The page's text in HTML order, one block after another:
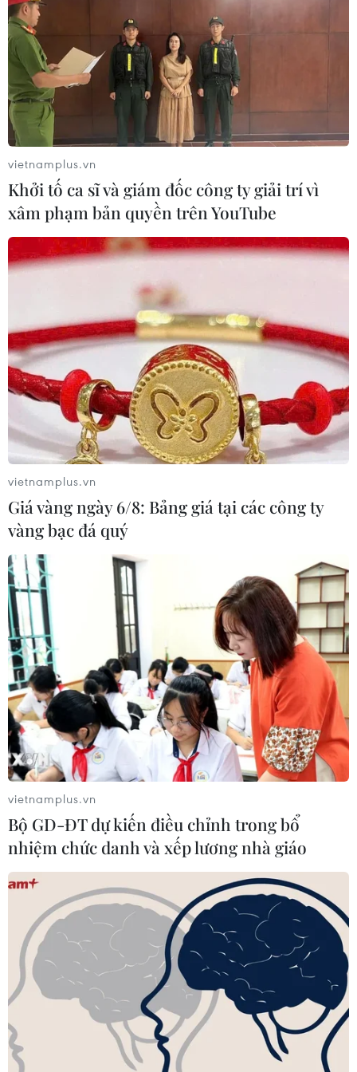
#Bình cứu hỏa #Chợ Sóc Sơn
#Cháy chợ Sóc Sơn
#Sai phạm ban quản lý chợ
#An toàn PCCC
#Công an Hà Nội
#VietnamPlus #Vietnam
#Plus
TP. Hà Nội
Theo dõi VietnamPlus
TIN LIÊN QUAN
Cháy chợ Sóc Sơn lúc sáng sớm, diện tích
hơn 1.000m2 bị thiêu rụi
21/06/2018 01:56
Đám cháy được xác định phát ra từ khu vực bán giày
dép rồi nhanh chóng lan ra toàn bộ khu nhà chính chợ
Sóc Sơn, khu vực rộng hơn 1.000m2 bị thiêu rụi.
Vụ cháy chợ Sóc Sơn, thiệt hại 70 tỷ đồng:
vietnamplus.vn
Khởi tố ca sĩ và giám đốc công ty giải trí vì
xâm phạm bản quyền trên YouTube
vietnamplus.vn
Giá vàng ngày 6/8: Bảng giá tại các công ty
vàng bạc đá quý
vietnamplus.vn
Bộ GD-ĐT dự kiến điều chỉnh trong bổ
nhiệm chức danh và xếp lương nhà giáo